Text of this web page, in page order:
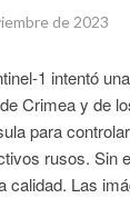
de 2023
1 intentó
Crimea y de
para
rusos. Sin
calidad. Las